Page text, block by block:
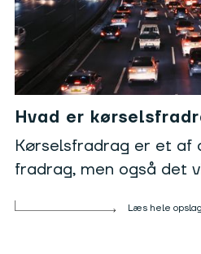
Hvad er
Kørselsfradrag er et af
fradrag, men også det
Læs hele